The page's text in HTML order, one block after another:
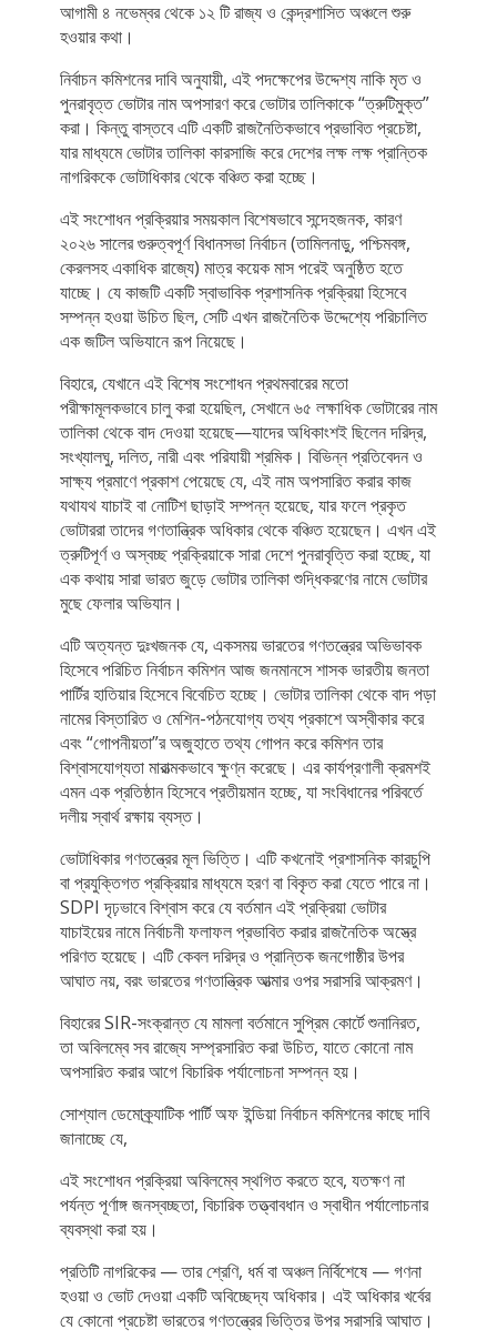
আগামী ৪ নভেম্বর থেকে ১২ টি রাজ্য ও কেন্দ্রশাসিত অঞ্চলে শুরু
হওয়ার কথা।
নির্বাচন কমিশনের দাবি অনুযায়ী, এই পদক্ষেপের উদ্দেশ্য নাকি মৃত ও
পুনরাবৃত্ত ভোটার নাম অপসারণ করে ভোটার তালিকাকে “ত্রুটিমুক্ত”
করা। কিন্তু বাস্তবে এটি একটি রাজনৈতিকভাবে প্রভাবিত প্রচেষ্টা,
যার মাধ্যমে ভোটার তালিকা কারসাজি করে দেশের লক্ষ লক্ষ প্রান্তিক
নাগরিককে ভোটাধিকার থেকে বঞ্চিত করা হচ্ছে।
এই সংশোধন প্রক্রিয়ার সময়কাল বিশেষভাবে সন্দেহজনক, কারণ
২০২৬ সালের গুরুত্বপূর্ণ বিধানসভা নির্বাচন (তামিলনাড়ু, পশ্চিমবঙ্গ,
কেরলসহ একাধিক রাজ্যে) মাত্র কয়েক মাস পরেই অনুষ্ঠিত হতে
যাচ্ছে। যে কাজটি একটি স্বাভাবিক প্রশাসনিক প্রক্রিয়া হিসেবে
সম্পন্ন হওয়া উচিত ছিল, সেটি এখন রাজনৈতিক উদ্দেশ্যে পরিচালিত
এক জটিল অভিযানে রূপ নিয়েছে।
বিহারে, যেখানে এই বিশেষ সংশোধন প্রথমবারের মতো
পরীক্ষামূলকভাবে চালু করা হয়েছিল, সেখানে ৬৫ লক্ষাধিক ভোটারের নাম
তালিকা থেকে বাদ দেওয়া হয়েছে—যাদের অধিকাংশই ছিলেন দরিদ্র,
সংখ্যালঘু, দলিত, নারী এবং পরিযায়ী শ্রমিক। বিভিন্ন প্রতিবেদন ও
সাক্ষ্য প্রমাণে প্রকাশ পেয়েছে যে, এই নাম অপসারিত করার কাজ
যথাযথ যাচাই বা নোটিশ ছাড়াই সম্পন্ন হয়েছে, যার ফলে প্রকৃত
ভোটাররা তাদের গণতান্ত্রিক অধিকার থেকে বঞ্চিত হয়েছেন। এখন এই
ত্রুটিপূর্ণ ও অস্বচ্ছ প্রক্রিয়াকে সারা দেশে পুনরাবৃত্তি করা হচ্ছে, যা
এক কথায় সারা ভারত জুড়ে ভোটার তালিকা শুদ্ধিকরণের নামে ভোটার
মুছে ফেলার অভিযান।
এটি অত্যন্ত দুঃখজনক যে, একসময় ভারতের গণতন্ত্রের অভিভাবক
হিসেবে পরিচিত নির্বাচন কমিশন আজ জনমানসে শাসক ভারতীয় জনতা
পার্টির হাতিয়ার হিসেবে বিবেচিত হচ্ছে। ভোটার তালিকা থেকে বাদ পড়া
নামের বিস্তারিত ও মেশিন-পঠনযোগ্য তথ্য প্রকাশে অস্বীকার করে
এবং “গোপনীয়তা”র অজুহাতে তথ্য গোপন করে কমিশন তার
বিশ্বাসযোগ্যতা মারাত্মকভাবে ক্ষুণ্ন করেছে। এর কার্যপ্রণালী ক্রমশই
এমন এক প্রতিষ্ঠান হিসেবে প্রতীয়মান হচ্ছে, যা সংবিধানের পরিবর্তে
দলীয় স্বার্থ রক্ষায় ব্যস্ত।
ভোটাধিকার গণতন্ত্রের মূল ভিত্তি। এটি কখনোই প্রশাসনিক কারচুপি
বা প্রযুক্তিগত প্রক্রিয়ার মাধ্যমে হরণ বা বিকৃত করা যেতে পারে না।
SDPI দৃঢ়ভাবে বিশ্বাস করে যে বর্তমান এই প্রক্রিয়া ভোটার
যাচাইয়ের নামে নির্বাচনী ফলাফল প্রভাবিত করার রাজনৈতিক অস্ত্রে
পরিণত হয়েছে। এটি কেবল দরিদ্র ও প্রান্তিক জনগোষ্ঠীর উপর
আঘাত নয়, বরং ভারতের গণতান্ত্রিক আত্মার ওপর সরাসরি আক্রমণ।
বিহারের SIR-সংক্রান্ত যে মামলা বর্তমানে সুপ্রিম কোর্টে শুনানিরত,
তা অবিলম্বে সব রাজ্যে সম্প্রসারিত করা উচিত, যাতে কোনো নাম
অপসারিত করার আগে বিচারিক পর্যালোচনা সম্পন্ন হয়।
সোশ্যাল ডেমোক্র্যাটিক পার্টি অফ ইন্ডিয়া নির্বাচন কমিশনের কাছে দাবি
জানাচ্ছে যে,
এই সংশোধন প্রক্রিয়া অবিলম্বে স্থগিত করতে হবে, যতক্ষণ না
পর্যন্ত পূর্ণাঙ্গ জনস্বচ্ছতা, বিচারিক তত্ত্বাবধান ও স্বাধীন পর্যালোচনার
ব্যবস্থা করা হয়।
প্রতিটি নাগরিকের — তার শ্রেণি, ধর্ম বা অঞ্চল নির্বিশেষে — গণনা
হওয়া ও ভোট দেওয়া একটি অবিচ্ছেদ্য অধিকার। এই অধিকার খর্বের
যে কোনো প্রচেষ্টা ভারতের গণতন্ত্রের ভিত্তির উপর সরাসরি আঘাত।